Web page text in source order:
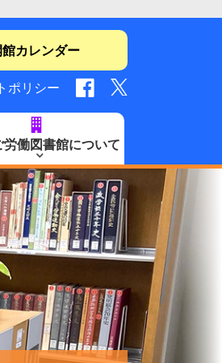
館カレンダー
ポリシー
労働図書館について